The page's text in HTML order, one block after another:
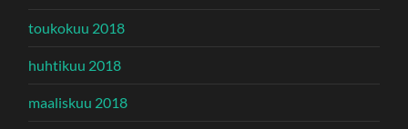
toukokuu 2018
huhtikuu 2018
maaliskuu 2018